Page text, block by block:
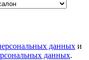
данных и
данных.